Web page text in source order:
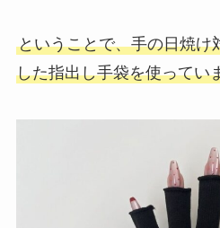
ということで、手の日焼け
した指出し手袋を使ってい